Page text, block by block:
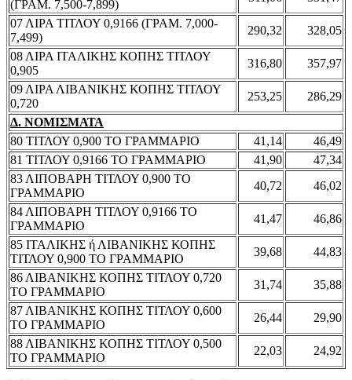
(ΓΡΑΜ. 7,500-7,899)
07 ΛΙΡΑ ΤΙΤΛΟΥ 0,9166 (ΓΡΑΜ. 7,000-
7,499)
290,32
328,05
08 ΛΙΡΑ ΙΤΑΛΙΚΗΣ ΚΟΠΗΣ ΤΙΤΛΟΥ
0,905
316,80
357,97
09 ΛΙΡΑ ΛΙΒΑΝΙΚΗΣ ΚΟΠΗΣ ΤΙΤΛΟΥ
0,720
253,25
286,29
Δ. ΝΟΜΙΣΜΑΤΑ
80 ΤΙΤΛΟΥ 0,900 ΤΟ ΓΡΑΜΜΑΡΙΟ
41,14
46,49
81 ΤΙΤΛΟΥ 0,9166 ΤΟ ΓΡΑΜΜΑΡΙΟ
41,90
47,34
83 ΛΙΠΟΒΑΡΗ ΤΙΤΛΟΥ 0,900 ΤΟ
ΓΡΑΜΜΑΡΙΟ
40,72
46,02
84 ΛΙΠΟΒΑΡΗ ΤΙΤΛΟΥ 0,9166 ΤΟ
ΓΡΑΜΜΑΡΙΟ
41,47
46,86
85 ΙΤΑΛΙΚΗΣ ή ΛΙΒΑΝΙΚΗΣ ΚΟΠΗΣ
ΤΙΤΛΟΥ 0,900 ΤΟ ΓΡΑΜΜΑΡΙΟ
39,68
44,83
86 ΛΙΒΑΝΙΚΗΣ ΚΟΠΗΣ ΤΙΤΛΟΥ 0,720
ΤΟ ΓΡΑΜΜΑΡΙΟ
31,74
35,88
87 ΛΙΒΑΝΙΚΗΣ ΚΟΠΗΣ ΤΙΤΛΟΥ 0,600
ΤΟ ΓΡΑΜΜΑΡΙΟ
26,44
29,90
88 ΛΙΒΑΝΙΚΗΣ ΚΟΠΗΣ ΤΙΤΛΟΥ 0,500
ΤΟ ΓΡΑΜΜΑΡΙΟ
22,03 24,92